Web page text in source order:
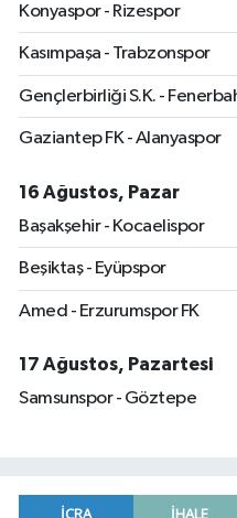
Konyaspor - Rizespor
Kasımpaşa - Trabzonspor
Gençlerbirliği S.K. -
Gaziantep FK - Alanyaspor
16 Ağustos, Pazar
Başakşehir - Kocaelispor
Beşiktaş - Eyüpspor
Amed - Erzurumspor FK
17 Ağustos, Pazartesi
Samsunspor - Göztepe